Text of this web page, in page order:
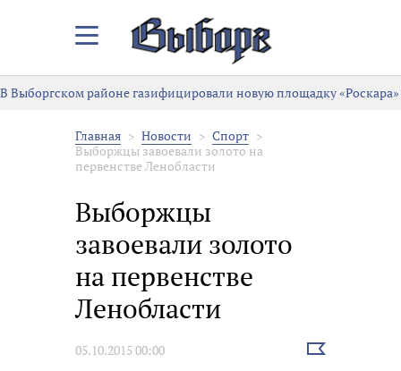
Закрыть/
меню
В Выборгском районе газифицировали новую площадку «Роскара»
Главная Новости
Спорт
Выборжцы завоевали золото на
первенстве Ленобласти
Выборжцы
завоевали золото
на первенстве
Ленобласти
05.10.2015 00:00
Выбрать